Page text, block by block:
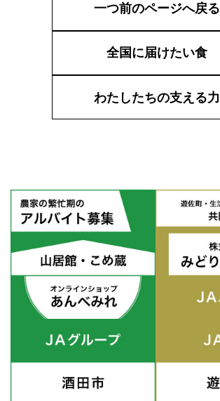
一つ前のページへ戻る
全国に届けたい食
わたしたちの支える力